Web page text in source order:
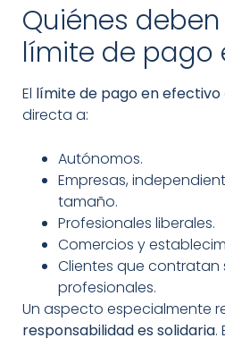
Quiénes
límite de pago
El límite de pago en efectivo
directa a:
Autónomos.
Empresas,
tamaño.
Profesionales liberales.
Comercios y
Clientes que contratan
profesionales.
Un aspecto especialmente
responsabilidad es solidaria.